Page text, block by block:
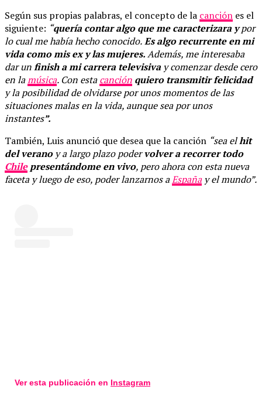
Según sus propias palabras, el concepto de la canción es el
siguiente: “quería contar algo que me caracterizara ypor
lo cual me había hecho conocido.Es algo recurrente en mi
vida como mis ex y las mujeres.Además, me interesaba
dar unfinish a mi carrera televisiva y comenzar desde cero
en lamúsica. Con estacanción quiero transmitir felicidad
y la posibilidad de olvidarse por unos momentos de las
situaciones malas en la vida, aunque sea por unos
instantes”.
También, Luis anunció que desea que la canción “sea elhit
del veranoy a largo plazo podervolver a recorrer todo
Chilepresentándome en vivo, pero ahora con esta nueva
faceta y luego de eso, poder lanzarnos aEspañay el mundo”.
Ver esta publicación en Instagram